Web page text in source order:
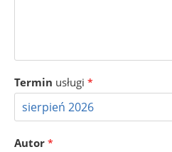
Termin usługi *
Autor *